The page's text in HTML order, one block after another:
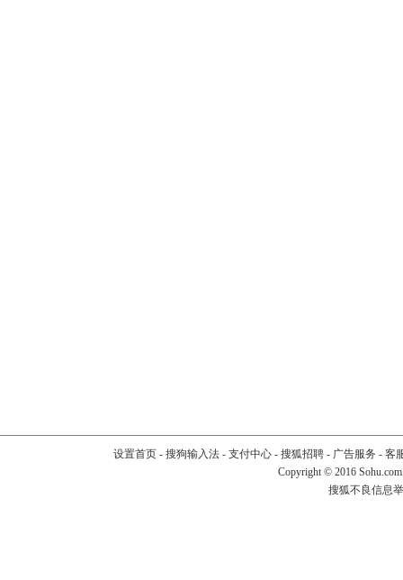
设置首页- 搜狗输入法- 支付中心- 搜狐招聘- 广告服务 - 客
Copyright © 2016
搜狐不良信息